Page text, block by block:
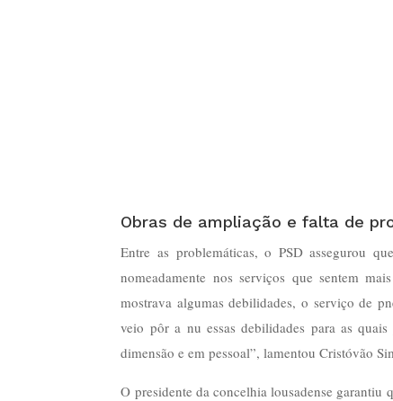
Obras de ampliação e falta de
Entre as problemáticas, o PSD assegurou
nomeadamente nos serviços que sentem
mostrava algumas debilidades, o serviço de
veio pôr a nu essas debilidades para as
dimensão e em pessoal”, lamentou Cristóvão
O presidente da concelhia lousadense garantiu